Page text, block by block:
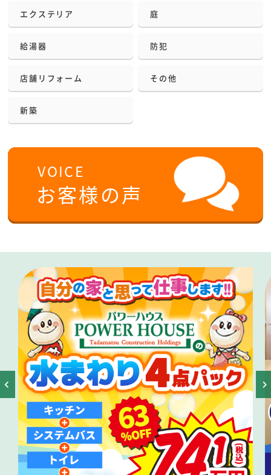
エクステリア 庭
給湯器 防犯
店舗リフォーム その他
新築